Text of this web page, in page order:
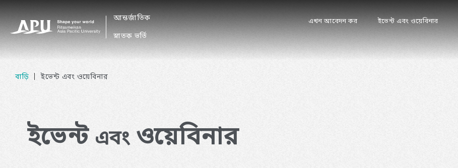
আন্তর্জাতিক
স্নাতক ভর্তি
এখন আবেদন কর ইভেন্ট এবং ওয়েবিনার
বাড়ি ইভেন্ট এবং ওয়েবিনার
ইভেন্ট এবংওয়েবিনার